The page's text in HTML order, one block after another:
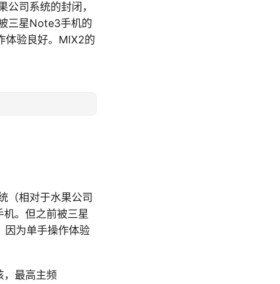
司系统的封闭，
三星Note3手机的
体验良好。MIX2的
（相对于水果公司
机。但之前被三星
因为单手操作体验
，最高主频